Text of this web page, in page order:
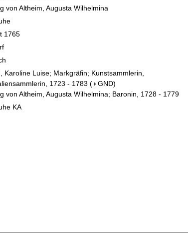
von Altheim, Augusta Wilhelmina
1765
Karoline Luise; Markgräfin; Kunstsammlerin,
1723 - 1783 ( GND)
von Altheim, Augusta Wilhelmina; Baronin, 1728 - 1779
KA